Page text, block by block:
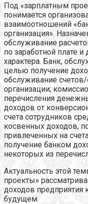
Под «зарплатным
понимается
взаимоотношений
организация».
обслуживание
по заработной плате
характера. Банк,
целью получение
обслуживание
организации;
перечисления
доходов от
счета сотрудников
косвенных доходов,
привлеченных на
получение банком
некоторых из
Актуальность этой
проекты»
доходов предприятия
будущем.